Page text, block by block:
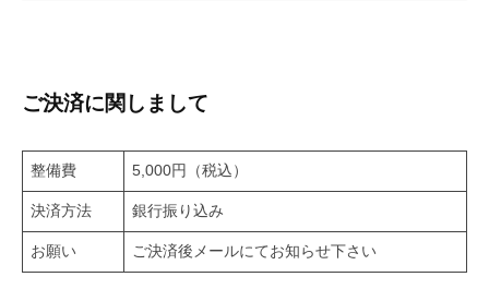
ご決済に関しまして
整備費 5,000円（税込）
決済方法 銀行振り込み
お願い ご決済後メールにてお知らせ下さい